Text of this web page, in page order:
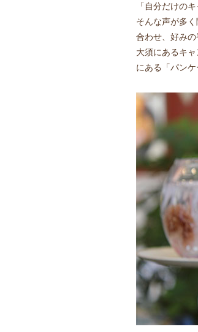
「自分だけの
そんな声が多
合わせ、好み
大須にあるキ
にある「パン